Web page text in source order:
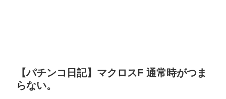
【パチンコ日記】マクロスF 通常時がつま
らない。